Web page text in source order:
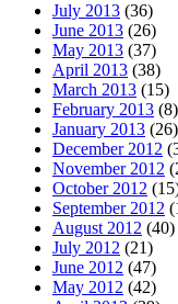
July 2013 (36)
June 2013 (26)
May 2013 (37)
April 2013 (38)
March 2013 (15)
February 2013 (8)
January 2013 (26)
December 2012
November 2012
October 2012
September 2012
August 2012 (40)
July 2012 (21)
June 2012 (47)
May 2012 (42)